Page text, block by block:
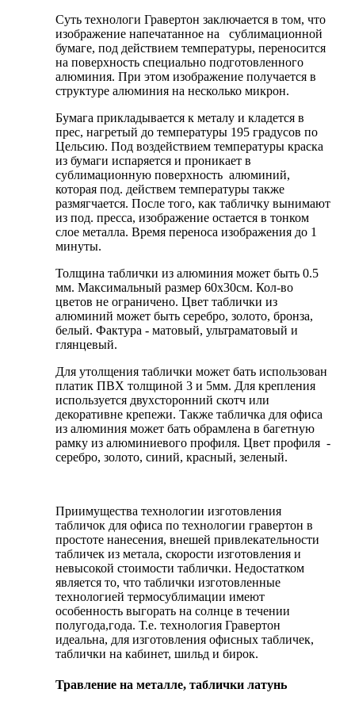
Суть технологи Гравертон заключается в том, что
изображение напечатанное на сублимационной
бумаге, под действием температуры, переносится
на поверхность специально подготовленного
алюминия. При этом изображение получается в
структуре алюминия на несколько микрон.
Бумага прикладывается к металу и кладется в
прес, нагретый до температуры 195 градусов по
Цельсию. Под воздействием температуры краска
из бумаги испаряется и проникает в
сублимационную поверхность алюминий,
которая под. действем температуры также
размягчается. После того, как табличку вынимают
из под. пресса, изображение остается в тонком
слое металла. Время переноса изображения до 1
минуты.
Толщина таблички из алюминия может быть 0.5
мм. Максимальный размер 60х30см. Кол-во
цветов не ограничено. Цвет таблички из
алюминий может быть серебро, золото, бронза,
белый. Фактура - матовый, ультраматовый и
глянцевый.
Для утолщения таблички может бать использован
платик ПВХ толщиной 3 и 5мм. Для крепления
используется двухсторонний скотч или
декоративне крепежи. Также табличка для офиса
из алюминия может бать обрамлена в багетную
рамку из алюминиевого профиля. Цвет профиля -
серебро, золото, синий, красный, зеленый.
Приимущества технологии изготовления
табличок для офиса по технологии гравертон в
простоте нанесения, внешей привлекательности
табличек из метала, скорости изготовления и
невысокой стоимости таблички. Недостатком
является то, что таблички изготовленные
технологией термосублимации имеют
особенность выгорать на солнце в течении
полугода,года. Т.е. технология Гравертон
идеальна, для изготовления офисных табличек,
таблички на кабинет, шильд и бирок.
Травление на металле, таблички латунь